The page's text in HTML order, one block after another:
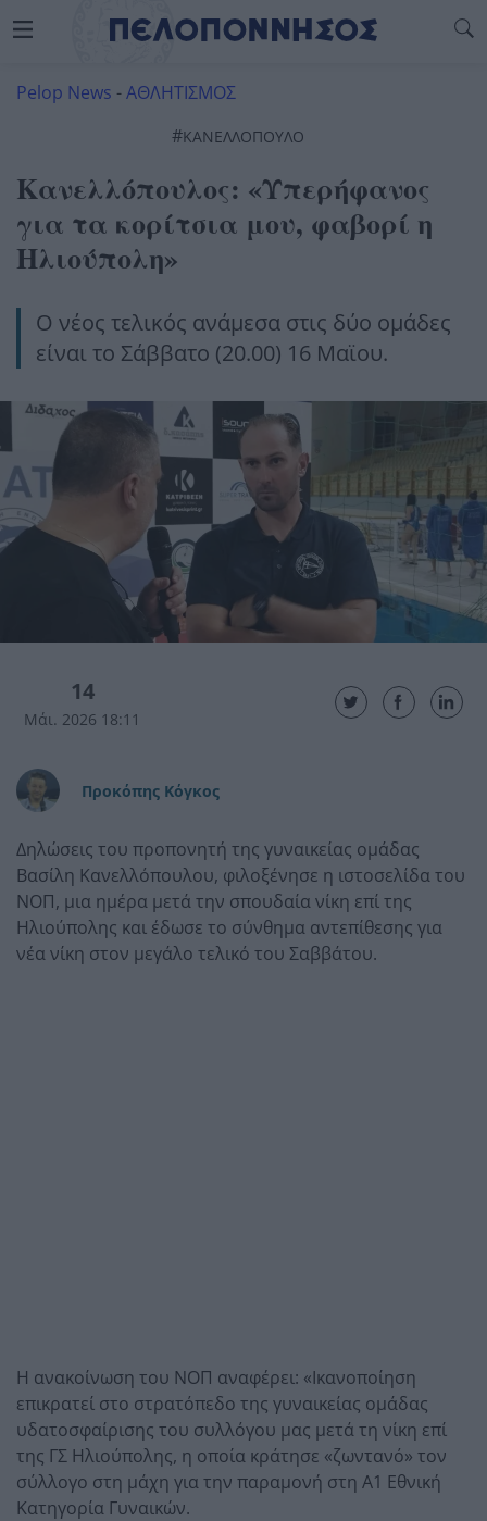
Pelop News -ΑΘΛΗΤΙΣΜΟΣ
#ΚΑΝΕΛΛΟΠΟΥΛΟ
Κανελλόπουλος: «Υπερήφανος
για τα κορίτσια μου, φαβορί η
Ηλιούπολη»
Ο νέος τελικός ανάμεσα στις δύο ομάδες
είναι το Σάββατο (20.00) 16 Μαϊου.
14
Μάι. 2026 18:11
Προκόπης Κόγκος
Δηλώσεις του προπονητή της γυναικείας ομάδας
Βασίλη Κανελλόπουλου, φιλοξένησε η ιστοσελίδα του
ΝΟΠ, μια ημέρα μετά την σπουδαία νίκη επί της
Ηλιούπολης και έδωσε το σύνθημα αντεπίθεσης για
νέα νίκη στον μεγάλο τελικό του Σαββάτου.
Η ανακοίνωση του ΝΟΠ αναφέρει: «Ικανοποίηση
επικρατεί στο στρατόπεδο της γυναικείας ομάδας
υδατοσφαίρισης του συλλόγου μας μετά τη νίκη επί
της ΓΣ Ηλιούπολης, η οποία κράτησε «ζωντανό» τον
σύλλογο στη μάχη για την παραμονή στη A1 Εθνική
Κατηγορία Γυναικών.